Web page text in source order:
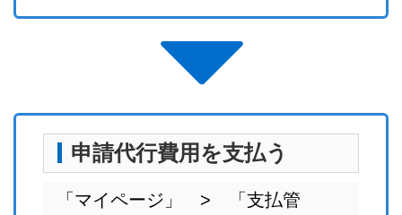
申請代行費用を支払う
「マイページ」 > 「支払管